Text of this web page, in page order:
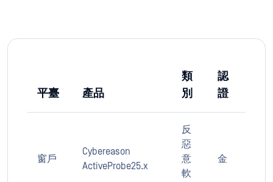
平臺 產品
類
別
認
證
窗戶
Cybereason
ActiveProbe25.x
反
惡
意
軟
金